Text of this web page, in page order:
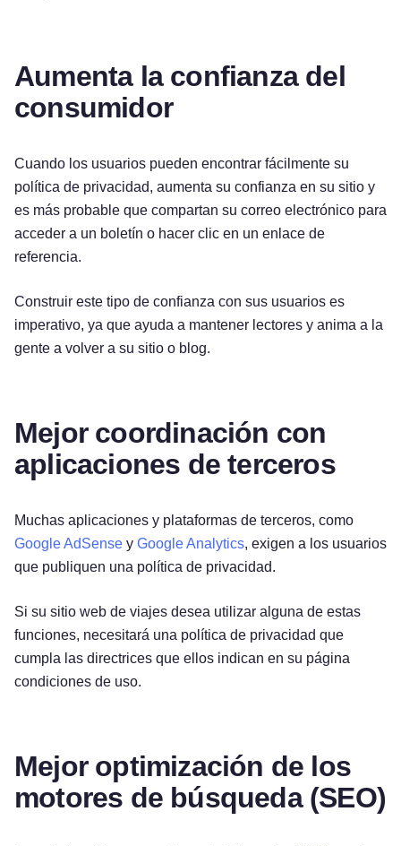
Aumenta la confianza del
consumidor
Cuando los usuarios pueden encontrar fácilmente su
política de privacidad, aumenta su confianza en su sitio y
es más probable que compartan su correo electrónico para
acceder a un boletín o hacer clic en un enlace de
referencia.
Construir este tipo de confianza con sus usuarios es
imperativo, ya que ayuda a mantener lectores y anima a la
gente a volver a su sitio o blog.
Mejor coordinación con
aplicaciones de terceros
Muchas aplicaciones y plataformas de terceros, como
Google AdSense y Google Analytics, exigen a los usuarios
que publiquen una política de privacidad.
Si su sitio web de viajes desea utilizar alguna de estas
funciones, necesitará una política de privacidad que
cumpla las directrices que ellos indican en su página
condiciones de uso.
Mejor optimización de los
motores de búsqueda (SEO)